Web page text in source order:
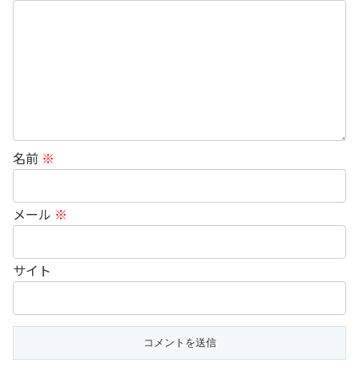
名前 ※
メール ※
サイト